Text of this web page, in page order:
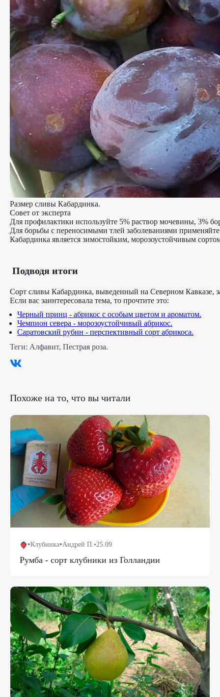
Размер сливы Кабардинка.
Совет от эксперта
Для профилактики используйте 5% раствор мочевины, 3%
Для борьбы с переносимыми тлей заболеваниями
Кабардинка является зимостойким, морозоустойчивым
Подводя итоги
Сорт сливы Кабардинка, выведенный на Северном Кавказе,
Если вас заинтересовала тема, то прочтите это:
Черный принц - абрикос с особым цветом и ароматом.
Чемпион севера - морозоустойчивый абрикос.
Саратовский рубин - перспективный сорт абрикоса.
Теги: Алфавит, Пестрая роза.
Похоже на то, что вы читали
•Клубника•Андрей П.•25.09
Румба - сорт клубники из Голландии